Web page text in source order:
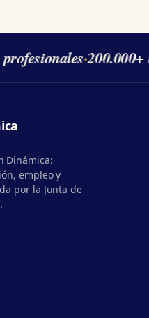
·200.000+
Dinámica:
empleo y
por la Junta de